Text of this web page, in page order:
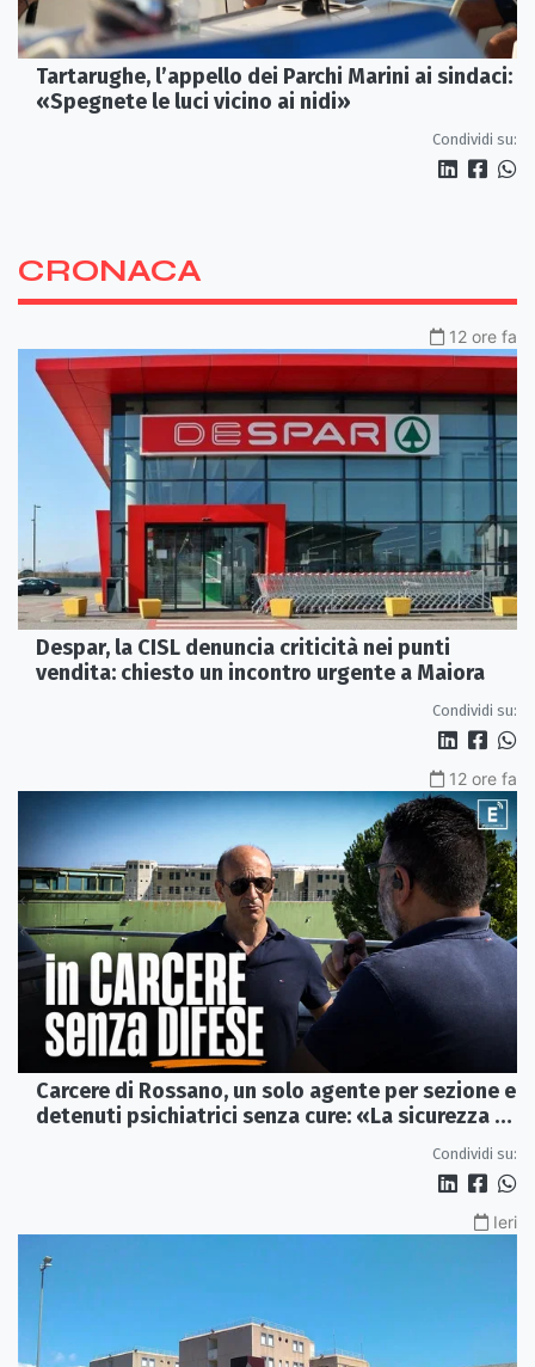
Tartarughe, l’appello dei Parchi Marini ai sindaci:
«Spegnete le luci vicino ai nidi»
Condividi su:
CRONACA
12 ore fa
Despar, la CISL denuncia criticità nei punti
vendita: chiesto un incontro urgente a Maiora
Condividi su:
12 ore fa
Carcere di Rossano, un solo agente per sezione e
detenuti psichiatrici senza cure: «La sicurezza è
Condividi su:
Ieri